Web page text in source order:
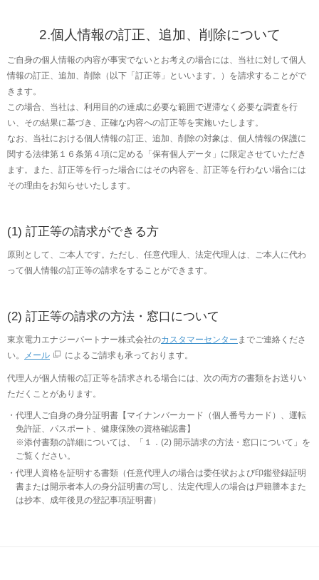
2.個人情報の訂正、追加、削除について
ご自身の個人情報の内容が事実でないとお考えの場合には、当社に対して個人
情報の訂正、追加、削除（以下「訂正等」といいます。）を請求することがで
きます。
この場合、当社は、利用目的の達成に必要な範囲で遅滞なく必要な調査を行
い、その結果に基づき、正確な内容への訂正等を実施いたします。
なお、当社における個人情報の訂正、追加、削除の対象は、個人情報の保護に
関する法律第１６条第４項に定める「保有個人データ」に限定させていただき
ます。また、訂正等を行った場合にはその内容を、訂正等を行わない場合には
その理由をお知らせいたします。
(1) 訂正等の請求ができる方
原則として、ご本人です。ただし、任意代理人、法定代理人は、ご本人に代わ
って個人情報の訂正等の請求をすることができます。
(2) 訂正等の請求の方法・窓口について
東京電力エナジーパートナー株式会社のカスタマーセンター までご連絡くださ
い。
メール によるご請求も承っております。
代理人が個人情報の訂正等を請求される場合には、次の両方の書類をお送りい
ただくことがあります。
代理人ご自身の身分証明書【マイナンバーカード（個人番号カード）、運転
免許証、パスポート、健康保険の資格確認書】
※添付書類の詳細については、「１．(2) 開示請求の方法・窓口について」を
ご覧ください。
代理人資格を証明する書類（任意代理人の場合は委任状および印鑑登録証明
書または開示者本人の身分証明書の写し、法定代理人の場合は戸籍謄本また
は抄本、成年後見の登記事項証明書）